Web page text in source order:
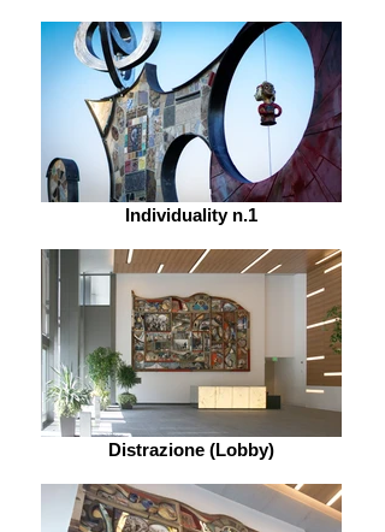
Individuality n.1
Distrazione (Lobby)